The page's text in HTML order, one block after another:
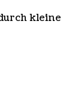
kleine